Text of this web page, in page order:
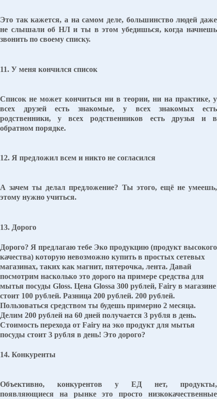
Это так кажется, а на самом деле, большинство людей даже
не слышали об НЛ и ты в этом убедишься, когда начнешь
звонить по своему списку.
11. У меня кончился список
Список не может кончиться ни в теории, ни на практике, у
всех друзей есть знакомые, у всех знакомых есть
родственники, у всех родственников есть друзья и в
обратном порядке.
12. Я предложил всем и никто не согласился
А зачем ты делал предложение? Ты этого, ещё не умеешь,
этому нужно учиться.
13. Дорого
Дорого? Я предлагаю тебе Эко продукцию (продукт высокого
качества) которую невозможно купить в простых сетевых
магазинах, таких как магнит, пятерочка, лента. Давай
посмотрим насколько это дорого на примере средства для
мытья посуды Gloss. Цена Glossа 300 рублей, Fairy в магазине
стоит 100 рублей. Разница 200 рублей. 200 рублей.
Пользоваться средством ты будешь примерно 2 месяца.
Делим 200 рублей на 60 дней получается 3 рубля в день.
Стоимость перехода от Fairy на эко продукт для мытья
посуды стоит 3 рубля в день! Это дорого?
14. Конкуренты
Объективно, конкурентов у ЕД нет, продукты,
появляющиеся на рынке это просто низкокачественные